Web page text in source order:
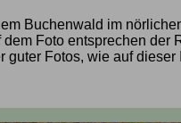
Buchenwald im
Foto entsprechen
Fotos, wie auf